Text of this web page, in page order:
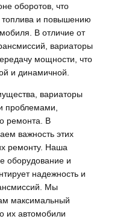
оборотов, что
топлива и повышению
В отличие от
вариаторы
мощности, что
и динамичной.
вариаторы
проблемами,
ремонта. В
важность этих
ремонту. Наша
оборудование и
надежность и
Мы
максимальный
их автомобили